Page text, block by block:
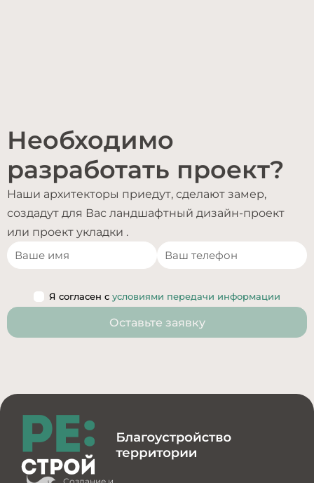
Необходимо
разработать проект?
Наши архитекторы приедут, сделают замер,
создадут для Вас ландшафтный дизайн-проект
или проект укладки .
Я согласен с условиями передачи информации
Оставьте заявку